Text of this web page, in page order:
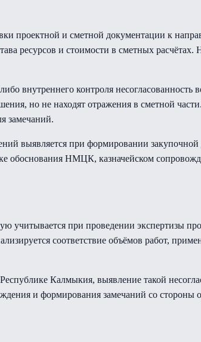
проектной и сметной документации к
ресурсов и стоимости в сметных
внутреннего контроля несогласованность
но не находят отражения в сметной
замечаний.
выявляется при формировании
обоснования НМЦК, казначейском
учитывается при проведении экспертизы
соответствие объёмов работ,
Калмыкия, выявление такой
и формирования замечаний со стороны